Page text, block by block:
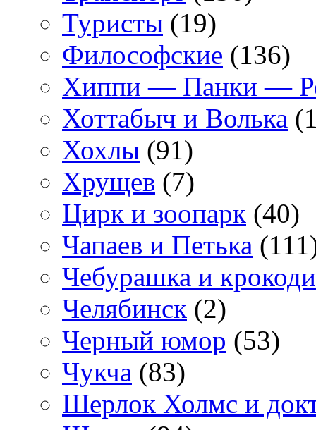
Туристы (19)
Философские (136)
Хиппи — Панки —
Хоттабыч и Волька
Хохлы (91)
Хрущев (7)
Цирк и зоопарк (40)
Чапаев и Петька
Чебурашка и
Челябинск (2)
Черный юмор (53)
Чукча (83)
Шерлок Холмс и